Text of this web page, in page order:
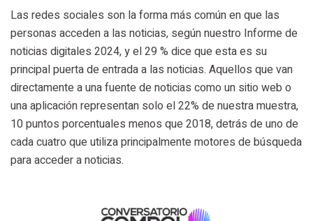
Las redes sociales son la forma más común en que las
personas acceden a las noticias, según nuestro Informe de
noticias digitales 2024, y el 29 % dice que esta es su
principal puerta de entrada a las noticias. Aquellos que van
directamente a una fuente de noticias como un sitio web o
una aplicación representan solo el 22% de nuestra muestra,
10 puntos porcentuales menos que 2018, detrás de uno de
cada cuatro que utiliza principalmente motores de búsqueda
para acceder a noticias.